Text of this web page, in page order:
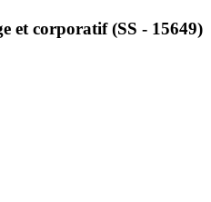
et corporatif (SS - 15649)